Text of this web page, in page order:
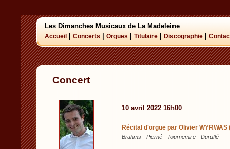
Les Dimanches Musicaux de La Madeleine
Accueil Concerts Orgues Titulaire Discographie
Concert
10 avril 2022 16h00
Récital d'orgue par Olivier WYRWAS
Brahms - Pierné - Tournemire - Duruflé